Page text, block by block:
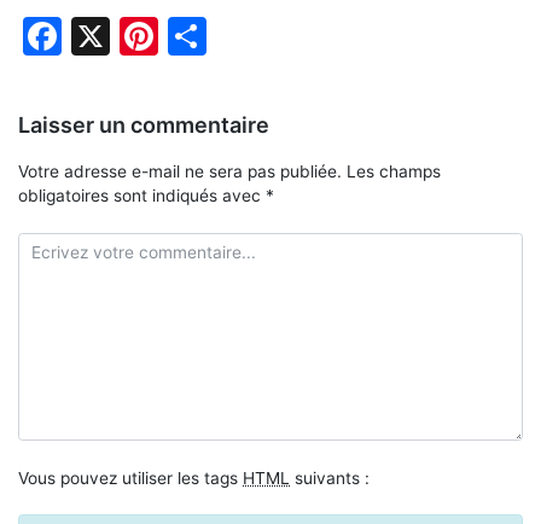
Facebook
X Pinterest
Laisser un commentaire
Votre adresse e-mail ne sera pas publiée. Les champs
obligatoires sont indiqués avec *
Vous pouvez utiliser les tags HTML suivants :